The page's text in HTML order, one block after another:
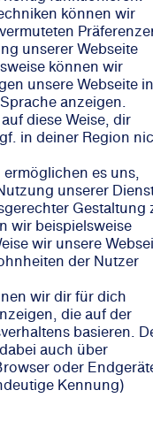
können wir
unserer Webseite
können wir
unsere Webseite in
anzeigen.
diese Weise, dir
in deiner Region
ermöglichen es uns,
unserer
Gestaltung
wir beispielsweise
wir unsere
der Nutzer
wir dir für dich
die auf der
basieren.
auch über
oder
Kennung)